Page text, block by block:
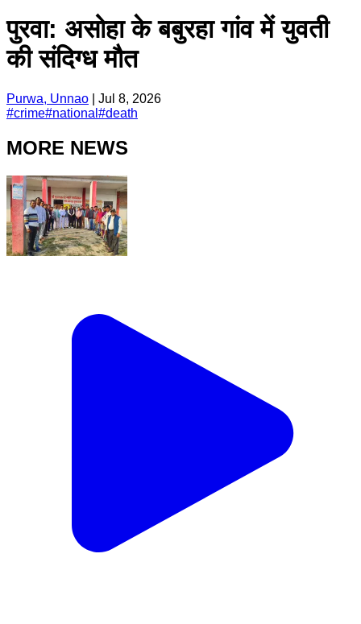
पुरवा: असोहा के बबुरहा गांव में युवती
की संदिग्ध मौत
Purwa, Unnao
Jul 8, 2026
#crime#national #death
MORE NEWS